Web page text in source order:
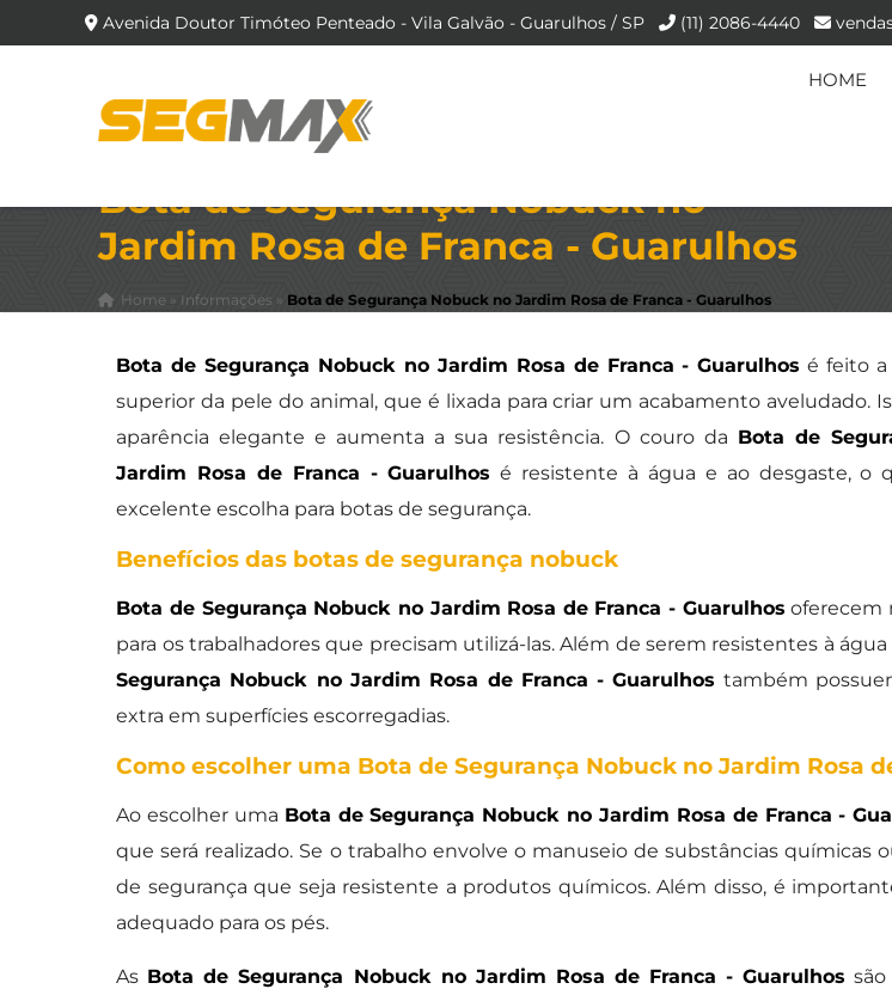
Avenida Doutor Timóteo Penteado - Vila Galvão - Guarulhos / SP (11) 2086-4440
HOME
Bota de Segurança Nobuck no
Jardim Rosa de Franca - Guarulhos
Home » Informações » Bota de Segurança Nobuck no Jardim Rosa de Franca - Guarulhos
Bota de Segurança Nobuck no Jardim Rosa de Franca - Guarulhos é feito a
superior da pele do animal, que é lixada para criar um acabamento aveludado.
aparência elegante e aumenta a sua resistência. O couro da Bota de
Jardim Rosa de Franca - Guarulhos é resistente à água e ao desgaste, o
excelente escolha para botas de segurança.
Benefícios das botas de segurança nobuck
Bota de Segurança Nobuck no Jardim Rosa de Franca - Guarulhos oferecem
para os trabalhadores que precisam utilizá-las. Além de serem resistentes à
Segurança Nobuck no Jardim Rosa de Franca - Guarulhos também
extra em superfícies escorregadias.
Como escolher uma Bota de Segurança Nobuck no Jardim Rosa
Ao escolher uma Bota de Segurança Nobuck no Jardim Rosa de Franca -
que será realizado. Se o trabalho envolve o manuseio de substâncias
de segurança que seja resistente a produtos químicos. Além disso, é
adequado para os pés.
As Bota de Segurança Nobuck no Jardim Rosa de Franca - Guarulhos